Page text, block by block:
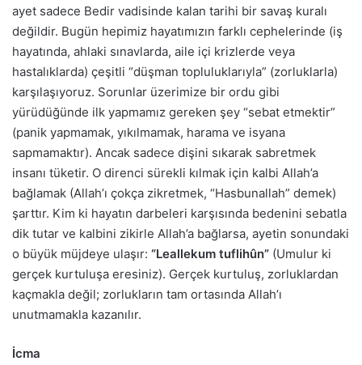
ayet sadece Bedir vadisinde kalan tarihi bir savaş kuralı
değildir. Bugün hepimiz hayatımızın farklı cephelerinde (iş
hayatında, ahlaki sınavlarda, aile içi krizlerde veya
hastalıklarda) çeşitli “düşman topluluklarıyla” (zorluklarla)
karşılaşıyoruz. Sorunlar üzerimize bir ordu gibi
yürüdüğünde ilk yapmamız gereken şey “sebat etmektir”
(panik yapmamak, yıkılmamak, harama ve isyana
sapmamaktır). Ancak sadece dişini sıkarak sabretmek
insanı tüketir. O direnci sürekli kılmak için kalbi Allah’a
bağlamak (Allah’ı çokça zikretmek, “Hasbunallah” demek)
şarttır. Kim ki hayatın darbeleri karşısında bedenini sebatla
dik tutar ve kalbini zikirle Allah’a bağlarsa, ayetin sonundaki
o büyük müjdeye ulaşır: “Leallekum tuflihûn” (Umulur ki
gerçek kurtuluşa eresiniz). Gerçek kurtuluş, zorluklardan
kaçmakla değil; zorlukların tam ortasında Allah’ı
unutmamakla kazanılır.
İcma